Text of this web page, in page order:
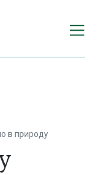
в природу